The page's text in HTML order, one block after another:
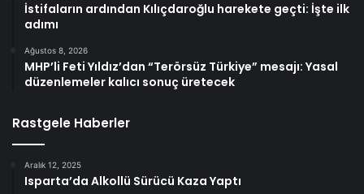
İstifaların ardından Kılıçdaroğlu harekete geçti: İşte ilk
adımı
Ağustos 8, 2026
MHP’li Feti Yıldız’dan “Terörsüz Türkiye” mesajı: Yasal
düzenlemeler kalıcı sonuç üretecek
Rastgele Haberler
Aralık 12, 2025
Isparta’da Alkollü Sürücü Kaza Yaptı